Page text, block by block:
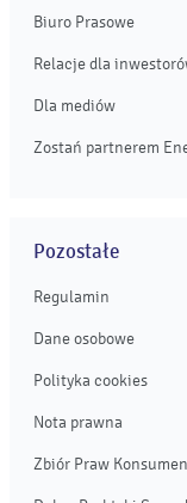
Biuro Prasowe
Relacje dla
Dla mediów
Zostań partnerem
Pozostałe
Regulamin
Dane osobowe
Polityka cookies
Nota prawna
Zbiór Praw